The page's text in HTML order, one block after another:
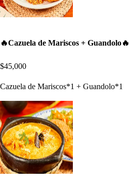
🔥Cazuela de Mariscos + Guandolo🔥
$45,000
Cazuela de Mariscos*1 + Guandolo*1